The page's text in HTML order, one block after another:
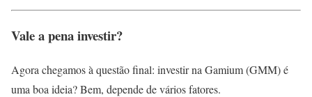
Vale a pena investir?
Agora chegamos à questão final: investir na Gamium (GMM) é
uma boa ideia? Bem, depende de vários fatores.